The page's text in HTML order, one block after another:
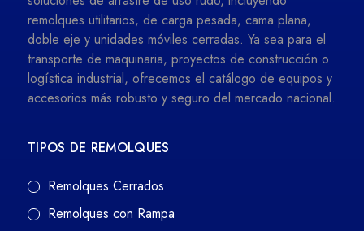
remolques utilitarios, de carga pesada, cama plana,
doble eje y unidades móviles cerradas. Ya sea para el
transporte de maquinaria, proyectos de construcción o
logística industrial, ofrecemos el catálogo de equipos y
accesorios más robusto y seguro del mercado nacional.
TIPOS DE REMOLQUES
Remolques Cerrados
Remolques con Rampa